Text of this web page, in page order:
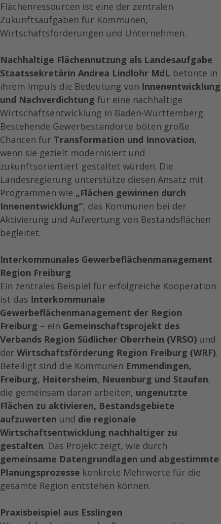
Flächenressourcen ist eine der zentralen
Zukunftsaufgaben für Kommunen,
Wirtschaftsförderungen und Unternehmen.
Nachhaltige Flächennutzung als Landesaufgabe
Staatssekretärin Andrea Lindlohr MdL betonte in
ihrem Impuls die Bedeutung von Innenentwicklung
und Nachverdichtung für eine nachhaltige
Wirtschaftsentwicklung in Baden-Württemberg.
Bestehende Gewerbestandorte böten große
Chancen für Transformation und Innovation,
wenn sie gezielt modernisiert und
zukunftsorientiert gestaltet würden. Die
Landesregierung unterstütze diesen Ansatz mit
Programmen wie „Flächen gewinnen durch
Innenentwicklung“, das Kommunen bei der
Aktivierung und Aufwertung von Bestandsflächen
begleitet.
Interkommunales Gewerbeflächenmanagement
Region Freiburg
Ein zentrales Beispiel für erfolgreiche Kooperation
ist das Interkommunale
Gewerbeflächenmanagement der Region
Freiburg – ein Gemeinschaftsprojekt des
Verbands Region Südlicher Oberrhein (VRSO) und
der Wirtschaftsförderung Region Freiburg (WRF).
Beteiligt sind die Kommunen Emmendingen,
Freiburg, Heitersheim, Neuenburg und Staufen,
die gemeinsam daran arbeiten, ungenutzte
Flächen zu aktivieren, Bestandsgebiete
aufzuwerten und die regionale
Wirtschaftsentwicklung nachhaltiger zu
gestalten. Das Projekt zeigt, wie durch
gemeinsame Datengrundlagen und abgestimmte
Planungsprozesse konkrete Mehrwerte für die
gesamte Region entstehen können.
Praxisbeispiel aus Esslingen